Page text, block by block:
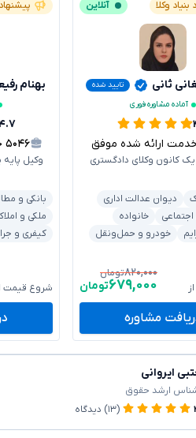
وکلا آنلاین
ثانی
تایید شده
آماده مشاوره فوری
خدمت ارائه شده موفق
یک کانون وکلای دادگستری
دیوان عدالت اداری
اجتماعی
خانواده
خودرو و حمل‌ونقل
۸۲۰,۰۰۰تومان
۶۷۹,۰۰۰تومان
مشاوره
بهنام
۵۰۴۶
وکیل
بانکی و
ملکی و
کیفری و
شروع قیمت
ایروانی
ارشد حقوق
(۱۳) دیدگاه